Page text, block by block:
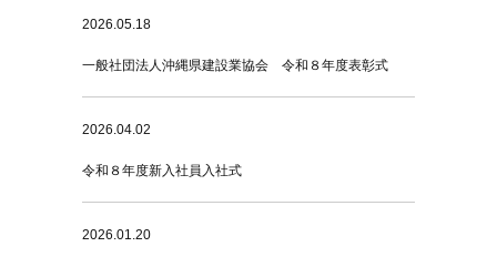
2026.05.18
一般社団法人沖縄県建設業協会 令和８年度表彰式
2026.04.02
令和８年度新入社員入社式
2026.01.20